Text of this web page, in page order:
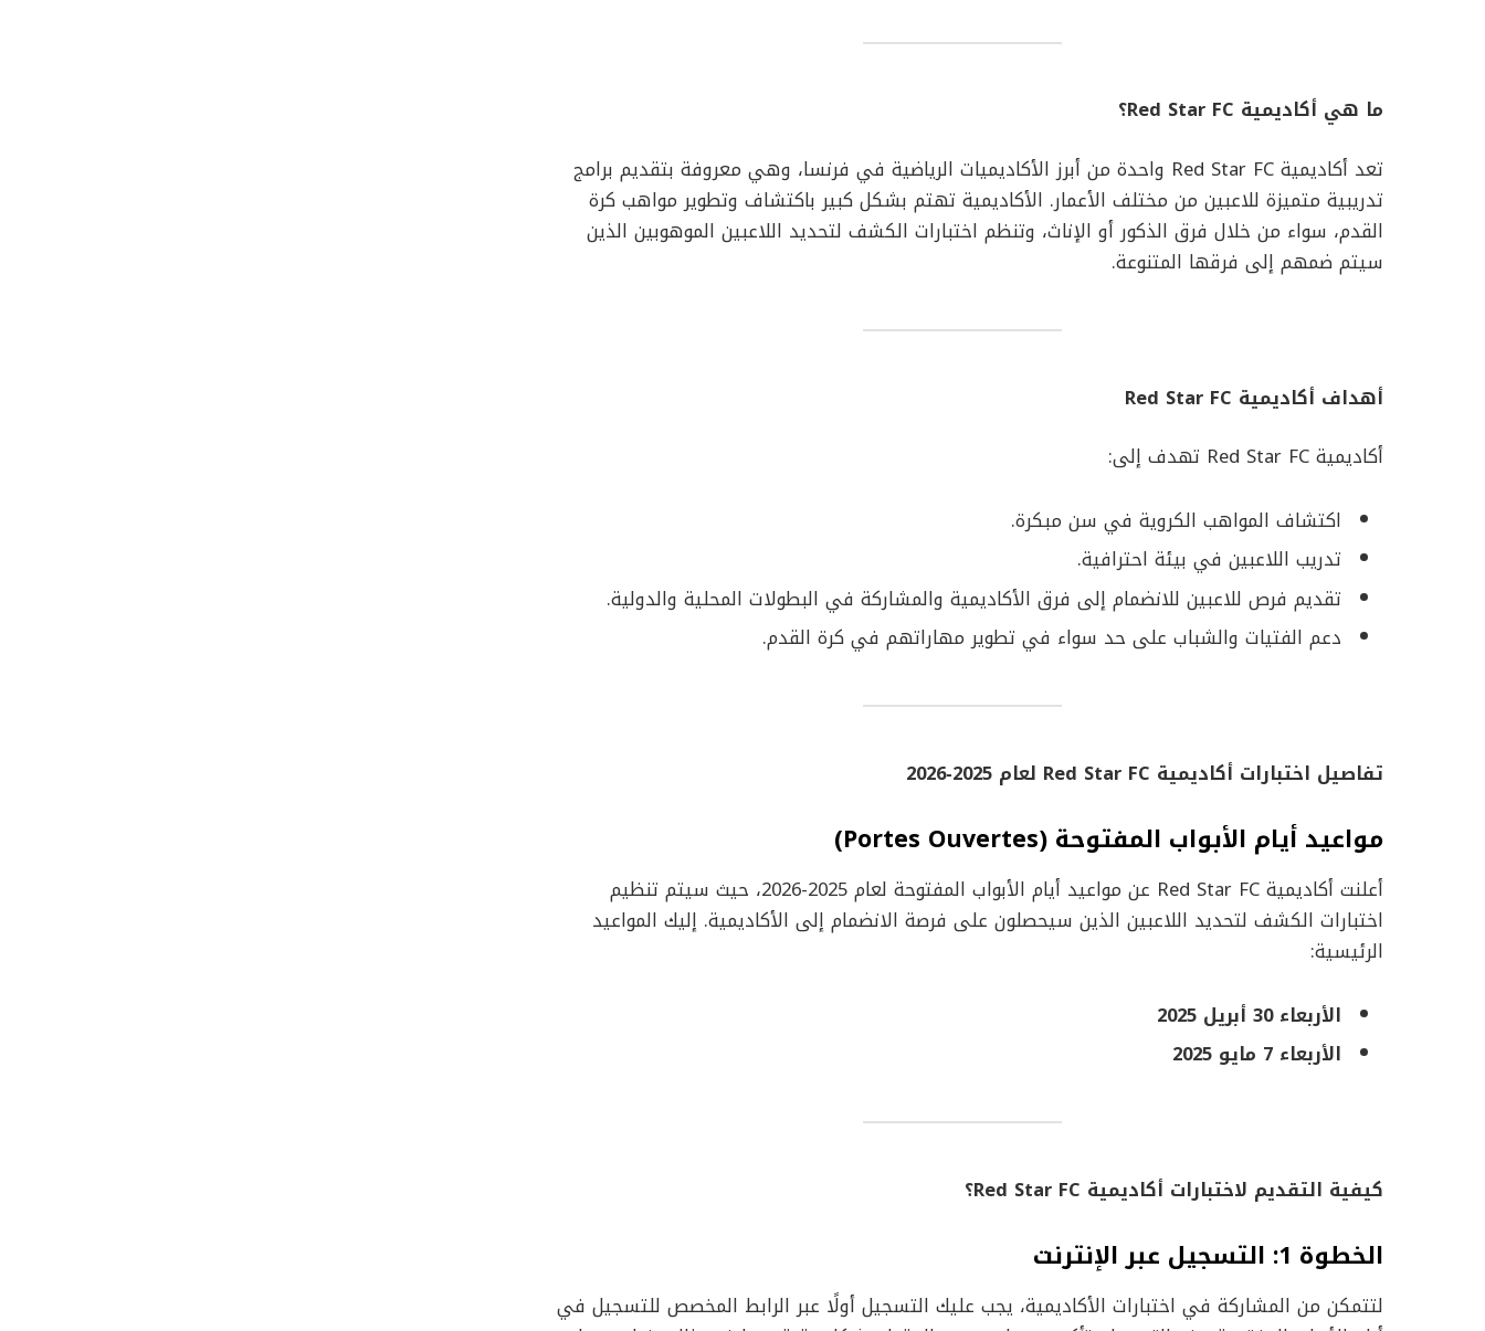
ما هي أكاديمية Red Star FC؟
تعد أكاديمية Red Star FC واحدة من أبرز الأكاديميات الرياضية في فرنسا، وهي معروفة بتقديم برامج
تدريبية متميزة للاعبين من مختلف الأعمار. الأكاديمية تهتم بشكل كبير باكتشاف وتطوير مواهب كرة
القدم، سواء من خلال فرق الذكور أو الإناث، وتنظم اختبارات الكشف لتحديد اللاعبين الموهوبين الذين
سيتم ضمهم إلى فرقها المتنوعة.
أهداف أكاديمية Red Star FC
أكاديمية Red Star FC تهدف إلى:
اكتشاف المواهب الكروية في سن مبكرة.
تدريب اللاعبين في بيئة احترافية.
تقديم فرص للاعبين للانضمام إلى فرق الأكاديمية والمشاركة في البطولات المحلية والدولية.
دعم الفتيات والشباب على حد سواء في تطوير مهاراتهم في كرة القدم.
تفاصيل اختبارات أكاديمية Red Star FC لعام 2025-2026
مواعيد أيام الأبواب المفتوحة (Portes Ouvertes)
أعلنت أكاديمية Red Star FC عن مواعيد أيام الأبواب المفتوحة لعام 2025-2026، حيث سيتم تنظيم
اختبارات الكشف لتحديد اللاعبين الذين سيحصلون على فرصة الانضمام إلى الأكاديمية. إليك المواعيد
الرئيسية:
الأربعاء 30 أبريل 2025
الأربعاء 7 مايو 2025
كيفية التقديم لاختبارات أكاديمية Red Star FC؟
الخطوة 1: التسجيل عبر الإنترنت
لتتمكن من المشاركة في اختبارات الأكاديمية، يجب عليك التسجيل أولًا عبر الرابط المخصص للتسجيل في